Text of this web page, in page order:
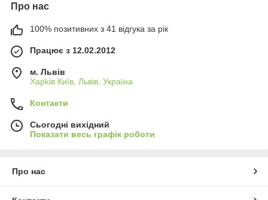
Про нас
100% позитивних з 41 відгука за рік
Працює з 12.02.2012
м. Львів
Харkiв Київ, Львів, Україна
Контакти
Сьогодні вихідний
Показати весь графік роботи
Про нас